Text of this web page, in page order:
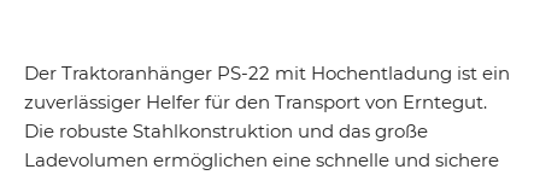
Der Traktoranhänger PS-22 mit Hochentladung ist ein
zuverlässiger Helfer für den Transport von Erntegut.
Die robuste Stahlkonstruktion und das große
Ladevolumen ermöglichen eine schnelle und sichere